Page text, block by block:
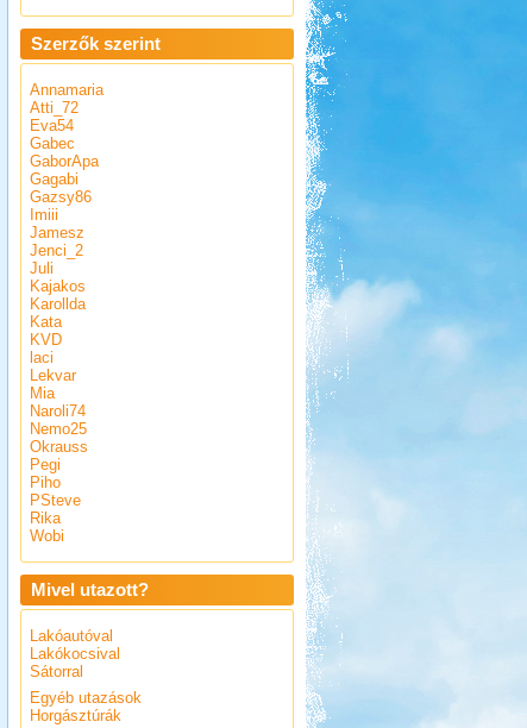
Szerzők szerint
Annamaria
Atti_72
Eva54
Gabec
GaborApa
Gagabi
Gazsy86
Imiii
Jamesz
Jenci_2
Juli
Kajakos
Karollda
Kata
KVD
laci
Lekvar
Mia
Naroli74
Nemo25
Okrauss
Pegi
Piho
PSteve
Rika
Wobi
Mivel utazott?
Lakóautóval
Lakókocsival
Sátorral
Egyéb utazások
Horgásztúrák